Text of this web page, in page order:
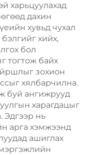
харьцуулахад
дахин
хувьд чухал
хийх,
бол
тогтож байх
зохион
хялбарчилна.
буй ангижрууд
харагдацыг
Эдгээр нь
арга хэмжээнд
ашиглах